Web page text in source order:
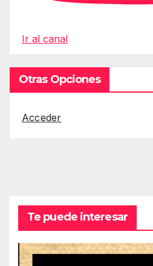
Ir al canal
Otras Opciones
Acceder
Te puede interesar